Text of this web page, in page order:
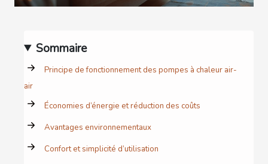
Sommaire
Principe de fonctionnement des pompes à chaleur air-
air
Économies d’énergie et réduction des coûts
Avantages environnementaux
Confort et simplicité d’utilisation